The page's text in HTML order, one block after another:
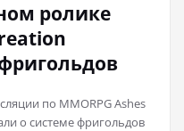
ролике
по MMORPG Ashes
о системе фригольдов